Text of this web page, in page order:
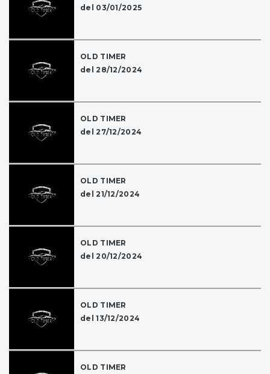
del 03/01/2025
OLD TIMER
del 28/12/2024
OLD TIMER
del 27/12/2024
OLD TIMER
del 21/12/2024
OLD TIMER
del 20/12/2024
OLD TIMER
del 13/12/2024
OLD TIMER